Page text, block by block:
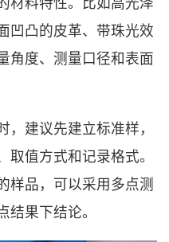
凹凸的皮革、带珠光效
角度、测量口径和表面
，建议先建立标准样，
值方式和记录格式。
样品，可以采用多点测
结果下结论。